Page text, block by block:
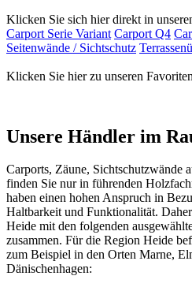
Klicken Sie sich hier direkt in
Carport Serie Variant Carport Q4
Seitenwände / Sichtschutz
Klicken Sie hier zu unseren
Unsere Händler im
Carports, Zäune, Sichtschutzwände
finden Sie nur in führenden
haben einen hohen Anspruch in
Haltbarkeit und Funktionalität.
Heide mit den folgenden
zusammen. Für die Region Heide
zum Beispiel in den Orten Marne,
Dänischenhagen: